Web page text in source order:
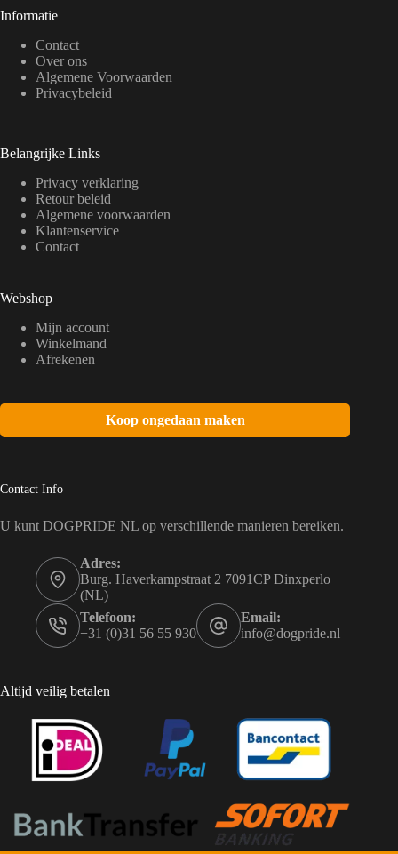
Informatie
Contact
Over ons
Algemene Voorwaarden
Privacybeleid
Belangrijke Links
Privacy verklaring
Retour beleid
Algemene voorwaarden
Klantenservice
Contact
Webshop
Mijn account
Winkelmand
Afrekenen
Koop ongedaan maken
Contact Info
U kunt DOGPRIDE NL op verschillende manieren bereiken.
Adres:
Burg. Haverkampstraat 2 7091CP Dinxperlo
(NL)
Telefoon:
+31 (0)31 56 55 930
Email:
info@dogpride.nl
Altijd veilig betalen